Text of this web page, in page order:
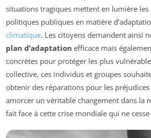
situations tragiques mettent en lumière les
politiques publiques en matière
climatique. Les citoyens demandent ainsi
plan d’adaptation efficace mais
concrètes pour protéger les plus
collective, ces individus et groupes
obtenir des réparations pour les préjudices
amorcer un véritable changement dans la
fait face à cette crise mondiale qui ne cesse